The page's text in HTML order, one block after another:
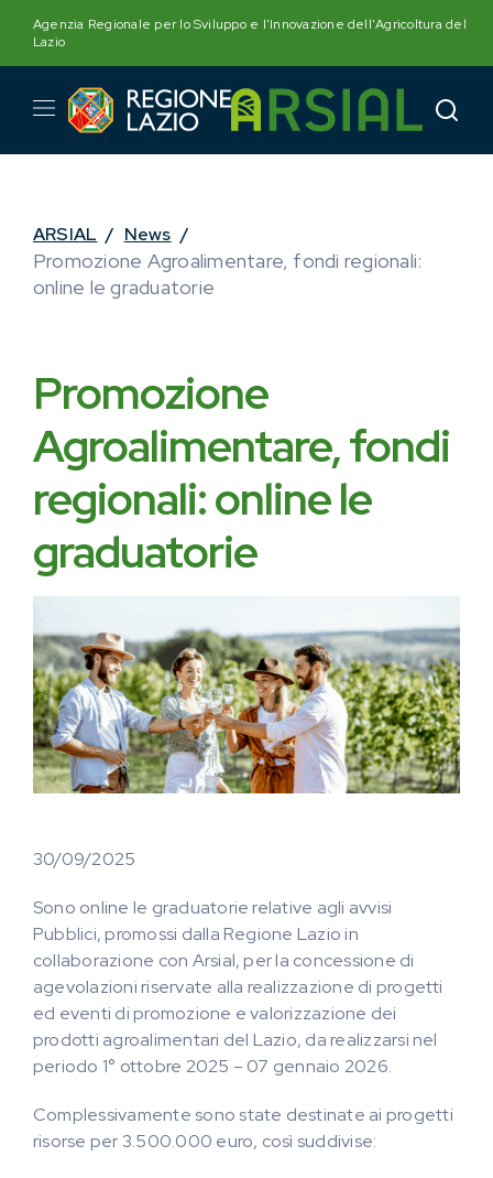
content
Agenzia Regionale per lo Sviluppo e l'Innovazione dell'Agricoltura del
Lazio
ARSIAL / News /
Promozione Agroalimentare, fondi regionali:
online le graduatorie
Promozione
Agroalimentare, fondi
regionali: online le
graduatorie
30/09/2025
Sono online le graduatorie relative agli avvisi
Pubblici, promossi dalla Regione Lazio in
collaborazione con Arsial, per la concessione di
agevolazioni riservate alla realizzazione di progetti
ed eventi di promozione e valorizzazione dei
prodotti agroalimentari del Lazio, da realizzarsi nel
periodo 1° ottobre 2025 – 07 gennaio 2026.
Complessivamente sono state destinate ai progetti
risorse per 3.500.000 euro, così suddivise: